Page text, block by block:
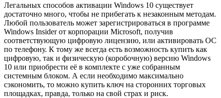
Легальных способов активации Windows 10 существует
достаточно много, чтобы не прибегать к незаконным методам.
Любой пользователь может зарегистрироваться в программе
Windows Insider от корпорации Microsoft, получив
соответствующую цифровую лицензию, или активировать ОС
по телефону. К тому же всегда есть возможность купить как
цифровую, так и физическую (коробочную) версию Windows
10 или приобрести её в комплекте с уже собранным
системным блоком. А если необходимо максимально
сэкономить, то можно купить ключ на сторонних торговых
площадках, правда, только на свой страх и риск.